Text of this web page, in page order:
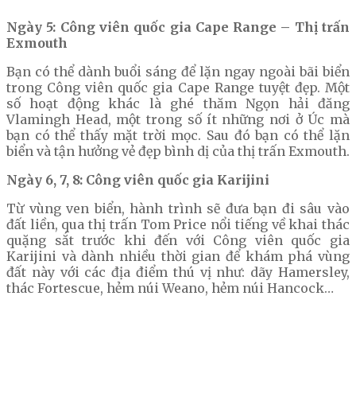
Ngày 5: Công viên quốc gia Cape Range – Thị trấn
Exmouth
Bạn có thể dành buổi sáng để lặn ngay ngoài bãi biển
trong Công viên quốc gia Cape Range tuyệt đẹp. Một
số hoạt động khác là ghé thăm Ngọn hải đăng
Vlamingh Head, một trong số ít những nơi ở Úc mà
bạn có thể thấy mặt trời mọc. Sau đó bạn có thể lặn
biển và tận hưởng vẻ đẹp bình dị của thị trấn Exmouth.
Ngày 6, 7, 8: Công viên quốc gia Karijini
Từ vùng ven biển, hành trình sẽ đưa bạn đi sâu vào
đất liền, qua thị trấn Tom Price nổi tiếng về khai thác
quặng sắt trước khi đến với Công viên quốc gia
Karijini và dành nhiều thời gian để khám phá vùng
đất này với các địa điểm thú vị như: dãy Hamersley,
thác Fortescue, hẻm núi Weano, hẻm núi Hancock…